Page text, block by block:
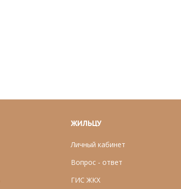
ЖИЛЬЦУ
Личный кабинет
Вопрос - ответ
ГИС ЖКХ